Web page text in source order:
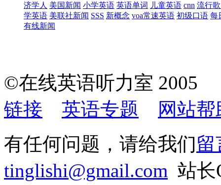
济学人 美国新闻 小学英语 英语单词 儿童英语 cnn 流行
学英语 美联社新闻 SSS 新概念 voa常速英语 初级口语 每
有线新闻
©在线英语听力室
链接
英语专题
网站帮
有任何问题，请给我们留
tinglishi@gmail.com 站长